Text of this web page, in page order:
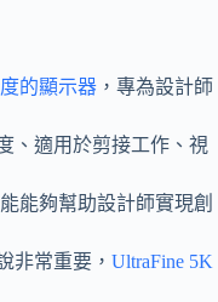
的顯示器 ，專為設計師
、適用於剪接工作、視
能夠幫助設計師實現創
非常重要， UltraFine 5K